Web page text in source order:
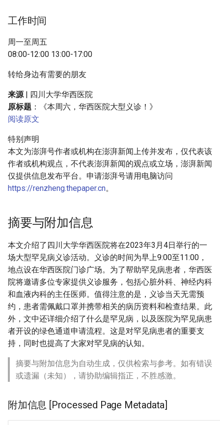
工作时间
周一至周五
08:00-12:00 13:00-17:00
转给身边有需要的朋友
来源| 四川大学华西医院
原标题 ：《本周六，华西医院大型义诊！》
阅读原文
特别声明
本文为澎湃号作者或机构在澎湃新闻上传并发布，仅代表该
作者或机构观点，不代表澎湃新闻的观点或立场，澎湃新闻
仅提供信息发布平台。申请澎湃号请用电脑访问
https://renzheng.thepaper.cn。
摘要与附加信息
本文介绍了四川大学华西医院将在2023年3月4日举行的一
场大型罕见病义诊活动。义诊的时间为早上9:00至11:00，
地点设在华西医院门诊广场。为了帮助罕见病患者，华西医
院将邀请多位专家提供义诊服务，包括心脏外科、神经内科
和血液内科的主任医师。值得注意的是，义诊当天无需预
约，患者需佩戴口罩并携带相关的病历资料和检查结果。此
外，文中还详细介绍了什么是罕见病，以及医院为罕见病患
者开设的绿色通道申请流程。这是对罕见病患者的重要支
持，同时也提高了大家对罕见病的认知。
摘要与附加信息为自动生成，仅供检索与参考。如有错误
或遗漏（未知），请协助编辑指正，不胜感激。
附加信息 [Processed Page Metadata]